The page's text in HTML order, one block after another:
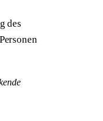
des